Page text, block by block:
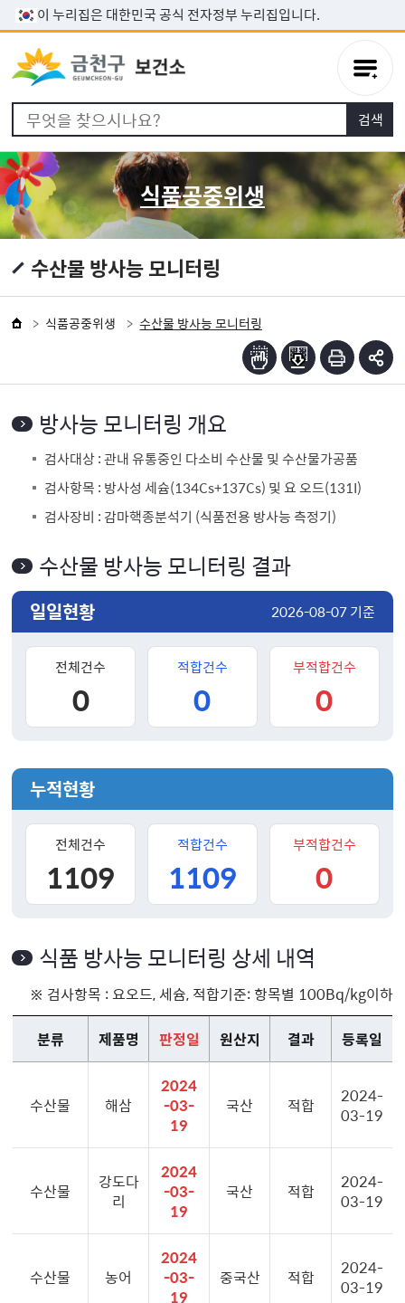
본문 바로가기
이 누리집은 대한민국 공식 전자정부 누리집입니다.
식품공중위생
수산물 방사능 모니터링
식품공중위생 수산물 방사능 모니터링
방사능 모니터링 개요
검사대상 : 관내 유통중인 다소비 수산물 및 수산물가공품
검사항목 : 방사성 세슘(134Cs+137Cs) 및 요 오드(131I)
검사장비 : 감마핵종분석기 (식품전용 방사능 측정기)
수산물 방사능 모니터링 결과
일일현황 2026-08-07 기준
전체건수
0
적합건수
0
부적합건수
0
누적현황
전체건수
1109
적합건수
1109
부적합건수
0
식품 방사능 모니터링 상세 내역
※ 검사항목 : 요오드, 세슘, 적합기준: 항목별 100Bq/kg이하
분류 제품명 판정일 원산지 결과 등록일
수산물 해삼
2024
-03-
19
국산 적합
2024-
03-19
수산물
강도다
리
2024
-03-
19
국산 적합
2024-
03-19
수산물 농어
2024
-03-
19
중국산 적합
2024-
03-19